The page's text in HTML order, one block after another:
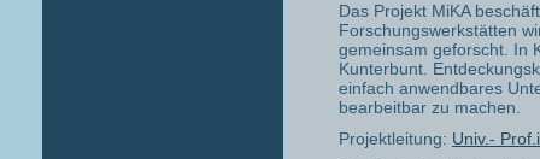
Das Projekt MiKA
Forschungswerkstätten
gemeinsam geforscht. In
Kunterbunt.
einfach anwendbares
bearbeitbar zu machen.
Projektleitung: Univ.-